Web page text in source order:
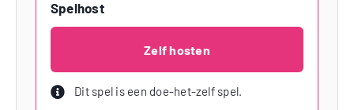
Spelhost
Zelf hosten
Dit spel is een doe-het-zelf spel.